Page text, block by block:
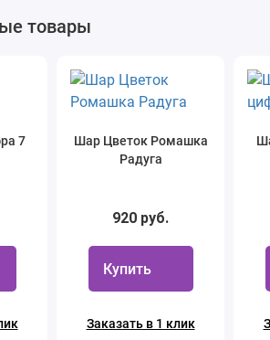
товары
7
Шар Цветок Ромашка
Радуга
920 руб.
Купить
Заказать в 1 клик